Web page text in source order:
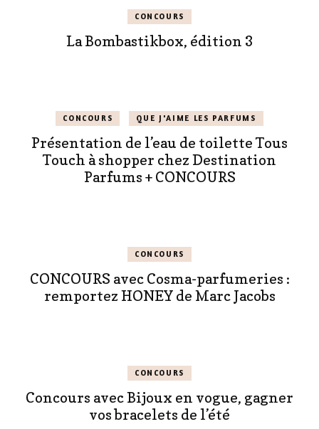
CONCOURS
La Bombastikbox, édition 3
CONCOURS QUE J'AIME LES PARFUMS
Présentation de l’eau de toilette Tous
Touch à shopper chez Destination
Parfums + CONCOURS
CONCOURS
CONCOURS avec Cosma-parfumeries :
remportez HONEY de Marc Jacobs
CONCOURS
Concours avec Bijoux en vogue, gagner
vos bracelets de l’été